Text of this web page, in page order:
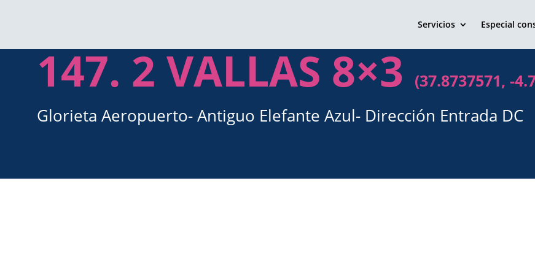
Servicios Especial
147. 2 VALLAS 8×3 (37.8737571, -
Glorieta Aeropuerto- Antiguo Elefante Azul- Dirección Entrada DC